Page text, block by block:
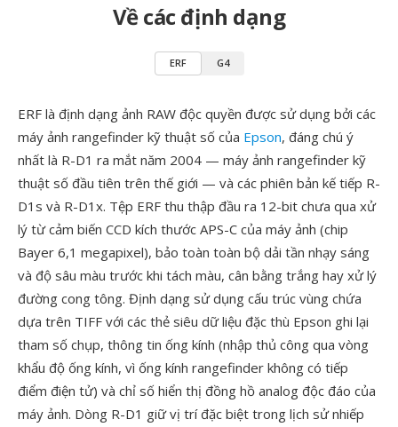
Về các định dạng
ERF G4
ERF là định dạng ảnh RAW độc quyền được sử dụng bởi các
máy ảnh rangefinder kỹ thuật số của Epson, đáng chú ý
nhất là R-D1 ra mắt năm 2004 — máy ảnh rangefinder kỹ
thuật số đầu tiên trên thế giới — và các phiên bản kế tiếp R-
D1s và R-D1x. Tệp ERF thu thập đầu ra 12-bit chưa qua xử
lý từ cảm biến CCD kích thước APS-C của máy ảnh (chip
Bayer 6,1 megapixel), bảo toàn toàn bộ dải tần nhạy sáng
và độ sâu màu trước khi tách màu, cân bằng trắng hay xử lý
đường cong tông. Định dạng sử dụng cấu trúc vùng chứa
dựa trên TIFF với các thẻ siêu dữ liệu đặc thù Epson ghi lại
tham số chụp, thông tin ống kính (nhập thủ công qua vòng
khẩu độ ống kính, vì ống kính rangefinder không có tiếp
điểm điện tử) và chỉ số hiển thị đồng hồ analog độc đáo của
máy ảnh. Dòng R-D1 giữ vị trí đặc biệt trong lịch sử nhiếp